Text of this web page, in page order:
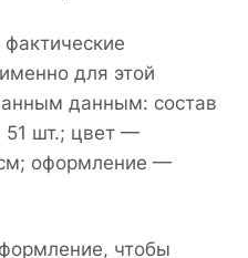
для этой
данным: состав
51 шт.; цвет —
оформление —
чтобы